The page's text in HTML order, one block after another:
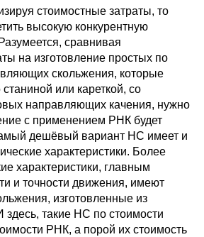
стоимостные затраты, то
высокую конкурентную
сравнивая
на изготовление простых по
скольжения, которые
или кареткой, со
направляющих качения, нужно
с применением РНК будет
дешёвый вариант НС имеет и
характеристики. Более
характеристики, главным
и точности движения, имеют
изготовленные из
здесь, такие НС по стоимости
РНК, а порой их стоимость